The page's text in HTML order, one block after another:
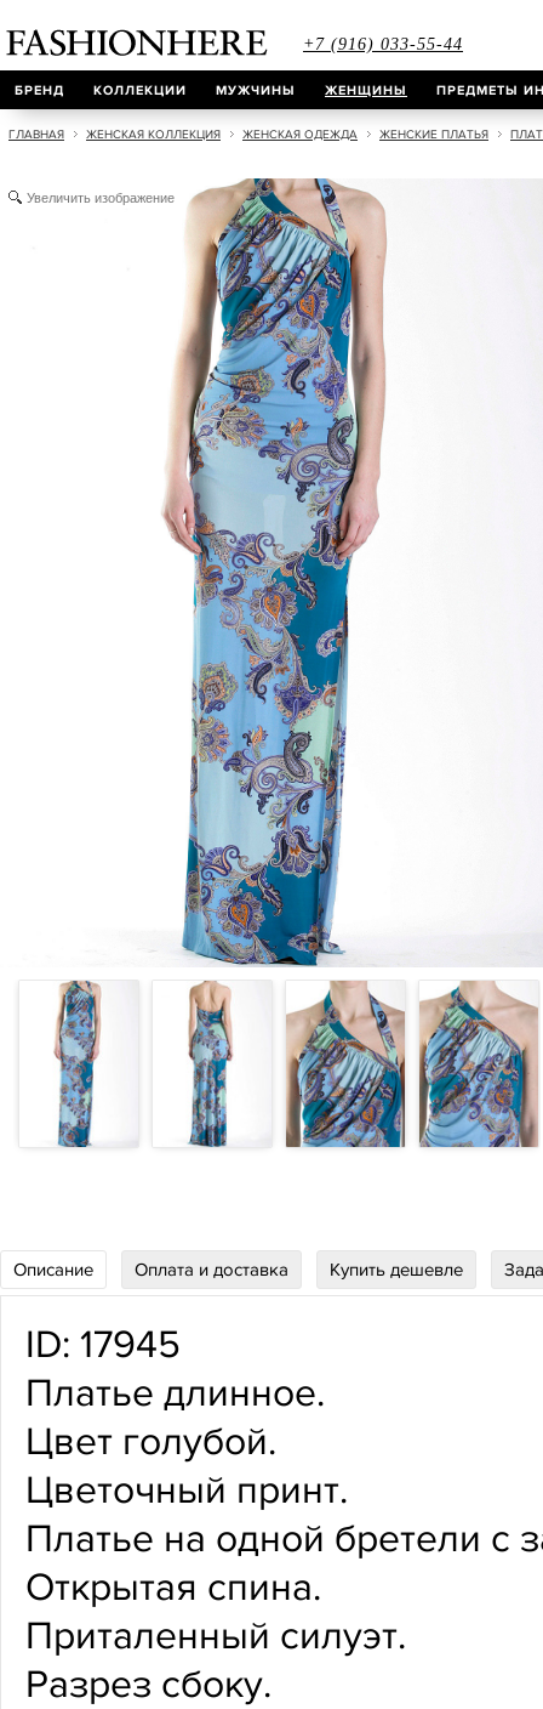
+7 (916) 033-55-44
БРЕНД КОЛЛЕКЦИИ МУЖЧИНЫ ЖЕНЩИНЫ ПРЕДМЕТЫ
ГЛАВНАЯ ЖЕНСКАЯ КОЛЛЕКЦИЯ ЖЕНСКАЯ ОДЕЖДА ЖЕНСКИЕ ПЛАТЬЯ
Увеличить изображение
Описание Оплата и доставка Купить дешевле
ID: 17945
Платье длинное.
Цвет голубой.
Цветочный принт.
Платье на одной бретели с
Открытая спина.
Приталенный силуэт.
Разрез сбоку.